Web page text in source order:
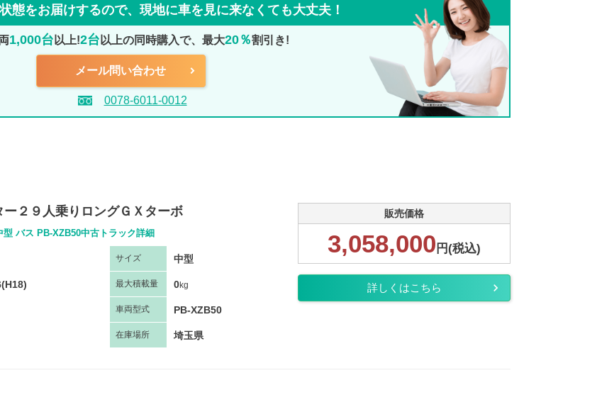
態をお届けするので、 現地に車を見に来なくても大丈夫！
1,000台 以上!2台 以上の同時購入で、最大20％割引き!
メール問い合わせ
0078-6011-0012
ー２９人乗りロングＧＸターボ
型 バス PB-XZB50中古トラック詳細
サイズ 中型
最大積載量 0kg
車両型式 PB-XZB50
在庫場所 埼玉県
販売価格
3,058,000 円(税込)
詳しくはこちら